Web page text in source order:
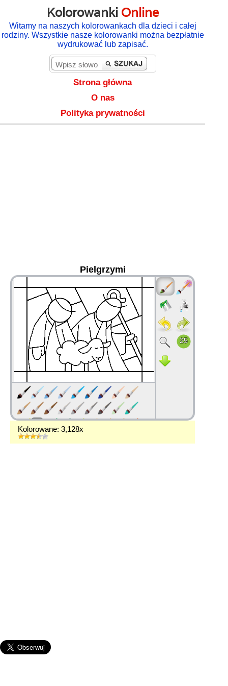
Kolorowanki Online
Witamy na naszych kolorowankach dla dzieci i całej
rodziny. Wszystkie nasze kolorowanki można bezpłatnie
wydrukować lub zapisać.
Strona główna
O nas
Polityka prywatności
Pielgrzymi
36
Kolorowane: 3,128x